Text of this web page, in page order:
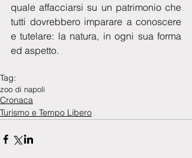
quale affacciarsi su un patrimonio che
tutti dovrebbero imparare a conoscere
e tutelare: la natura, in ogni sua forma
ed aspetto.
Tag:
zoo di napoli
Cronaca
Turismo e Tempo Libero